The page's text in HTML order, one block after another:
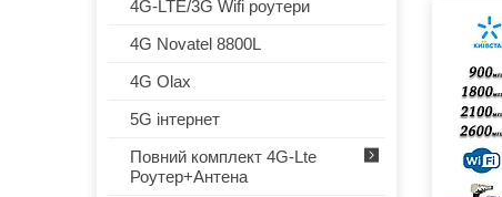
4G-LTE/3G Wifi роутери
4G Novatel 8800L
4G Olax
5G інтернет
Повний комплект 4G-Lte
Роутер+Антена